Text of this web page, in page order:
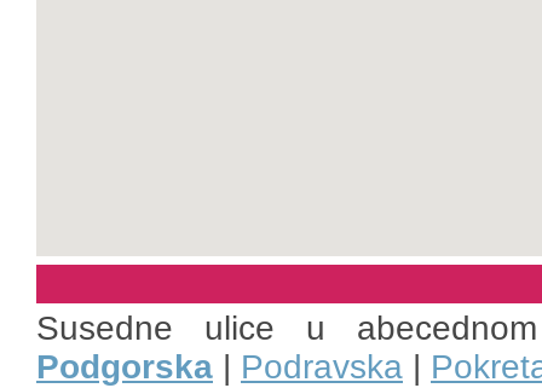
Susedne ulice u
Podgorska | Podravska |